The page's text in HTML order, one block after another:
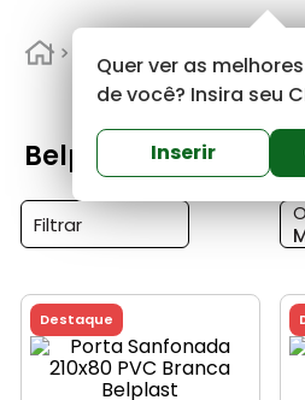
Quer ver as
de você? Insira seu
Inserir
Belplast
Belplast
Filtrar
Destaque
2º
porta
revestimento
telha
6º
argamassa
8º
cimento
9
vaso sanitário
torneira